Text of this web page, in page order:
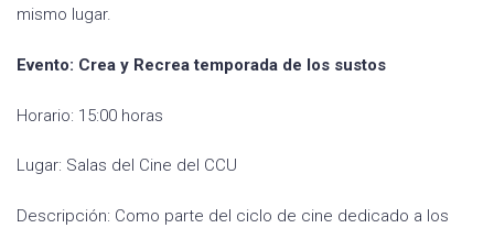
mismo lugar.
Evento: Crea y Recrea temporada de los sustos
Horario: 15:00 horas
Lugar: Salas del Cine del CCU
Descripción: Como parte del ciclo de cine dedicado a los